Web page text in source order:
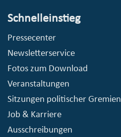
Schnelleinstieg
Pressecenter
Newsletterservice
Fotos zum Download
Veranstaltungen
Sitzungen politischer Gremien
Job & Karriere
Ausschreibungen